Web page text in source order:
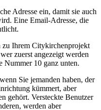
Adresse ein, damit sie auch
Eine Email-Adresse, die
zu Ihrem Citykirchenprojekt
zuerst angezeigt werden
Nummer 10 ganz unten.
Sie jemanden haben, der
kümmert, aber
gehört. Versteckte Benutzer
werden aber